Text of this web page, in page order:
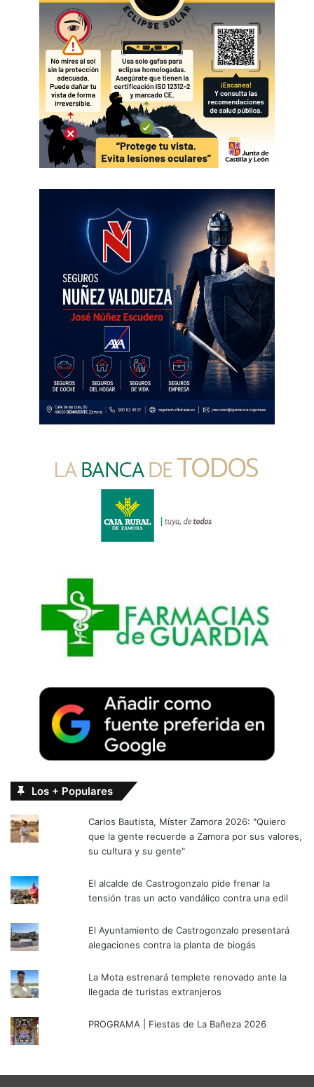
Los + Populares
Carlos Bautista, Míster Zamora 2026: "Quiero
que la gente recuerde a Zamora por sus valores,
su cultura y su gente"
El alcalde de Castrogonzalo pide frenar la
tensión tras un acto vandálico contra una edil
El Ayuntamiento de Castrogonzalo presentará
alegaciones contra la planta de biogás
La Mota estrenará templete renovado ante la
llegada de turistas extranjeros
PROGRAMA | Fiestas de La Bañeza 2026